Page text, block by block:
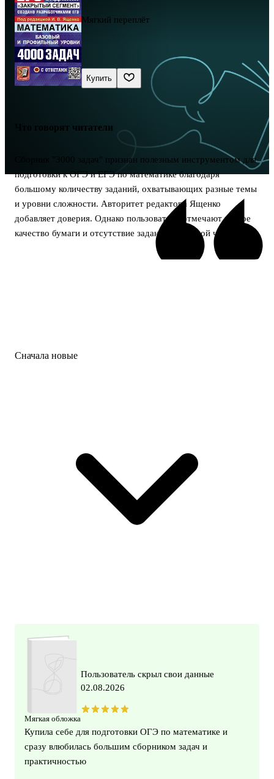
Мягкий переплёт
Купить
Что говорят читатели
Сборник "3000 задач" признан полезным инструментом для
подготовки к ОГЭ и ЕГЭ по математике благодаря
большому количеству заданий, охватывающих разные темы
и уровни сложности. Авторитет редактора Ященко
добавляет доверия. Однако пользователи отмечают низкое
качество бумаги и отсутствие заданий из второй части ОГЭ.
Сначала новые
Мягкая обложка
Пользователь скрыл свои данные
02.08.2026
Купила себе для подготовки ОГЭ по математике и
сразу влюбилась большим сборником задач и
практичностью